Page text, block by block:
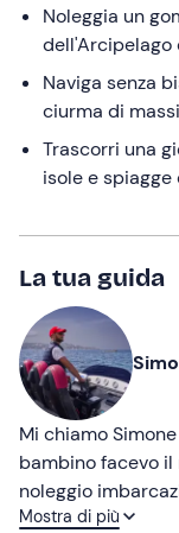
Noleggia un
dell'Arcipelago
Naviga senza
ciurma di
Trascorri una
isole e spiagge
La tua guida
Mi chiamo
bambino facevo
noleggio
lasciato il cuore.
Mostra di più